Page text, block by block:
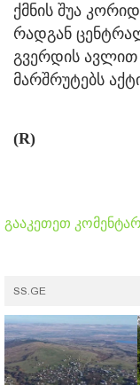
ქმნის შუა
რადგან
გვერდის
მარშრუტებს
(R)
გააკეთეთ
SS.GE